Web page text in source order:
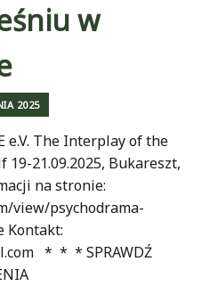
w
2025
e.V. The Interplay of the
21.09.2025, Bukareszt,
na stronie:
view/psychodrama-
Kontakt:
* * * SPRAWDŹ